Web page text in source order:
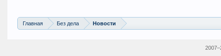
Главная Без дела Новости
2007–